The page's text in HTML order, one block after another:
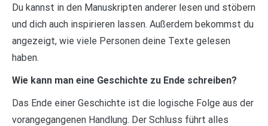
Du kannst in den Manuskripten anderer lesen und stöbern
und dich auch inspirieren lassen. Außerdem bekommst du
angezeigt, wie viele Personen deine Texte gelesen
haben.
Wie kann man eine Geschichte zu Ende schreiben?
Das Ende einer Geschichte ist die logische Folge aus der
vorangegangenen Handlung. Der Schluss führt alles